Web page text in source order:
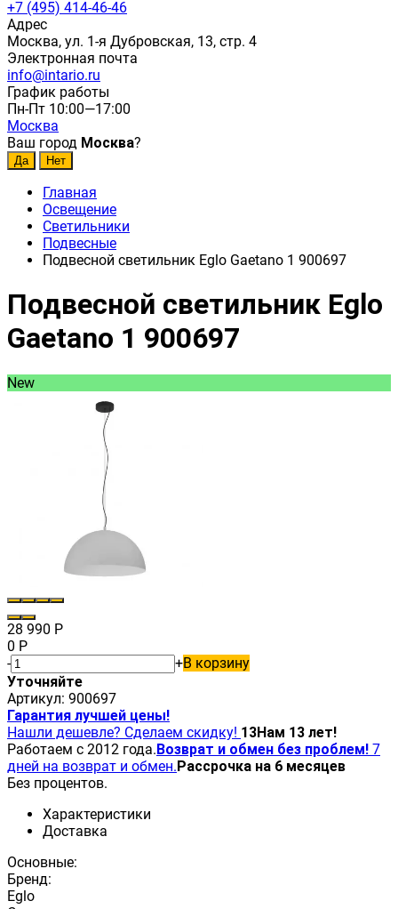
+7 (495) 414-46-46
Адрес
Москва, ул. 1-я Дубровская, 13, стр. 4
Электронная почта
info@intario.ru
График работы
Пн-Пт 10:00—17:00
Москва
Ваш город Москва?
Главная
Освещение
Светильники
Подвесные
Подвесной светильник Eglo Gaetano 1 900697
Подвесной светильник Eglo
Gaetano 1 900697
New
28 990 Р
0 Р
-
+В корзину
Уточняйте
Артикул: 900697
Гарантия лучшей цены!
Нашли дешевле? Сделаем скидку! 13Нам 13 лет!
Работаем с 2012 года.Возврат и обмен без проблем! 7
дней на возврат и обмен.Рассрочка на 6 месяцев
Без процентов.
Характеристики
Доставка
Основные:
Бренд:
Eglo